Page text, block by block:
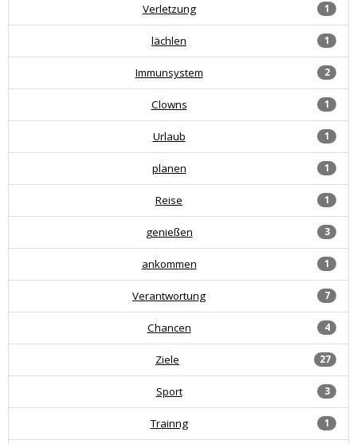
1
Verletzung
1
lächlen
2
Immunsystem
1
Clowns
1
Urlaub
1
planen
1
Reise
3
genießen
1
ankommen
7
Verantwortung
4
Chancen
27
Ziele
3
Sport
1
Trainng